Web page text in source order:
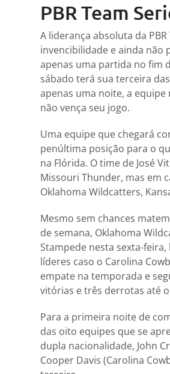
PBR Team
A liderança absoluta da
invencibilidade e ainda não
apenas uma partida no fim
sábado terá sua terceira
apenas uma noite, a
não vença seu jogo.
Uma equipe que chegará
penúltima posição para o
na Flórida. O time de José
Missouri Thunder, mas em
Oklahoma Wildcatters,
Mesmo sem chances
de semana, Oklahoma
Stampede nesta sexta-
líderes caso o Carolina
empate na temporada e
vitórias e três derrotas até
Para a primeira noite de
das oito equipes que se
dupla nacionalidade, John
Cooper Davis (Carolina